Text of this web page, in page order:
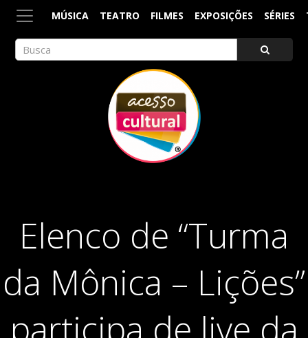
MÚSICA TEATRO FILMES EXPOSIÇÕES SÉRIES
Elenco de “Turma
da Mônica – Lições”